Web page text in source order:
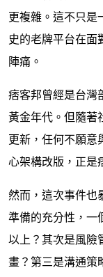
更複雜。這不只是
史的老牌平台在面
陣痛。
痞客邦曾經是台灣
黃金年代。但隨著
更新，任何不願意
心架構改版，正是
然而，這次事件也
準備的充分性，一
以上？其次是風險
畫？第三是溝通策